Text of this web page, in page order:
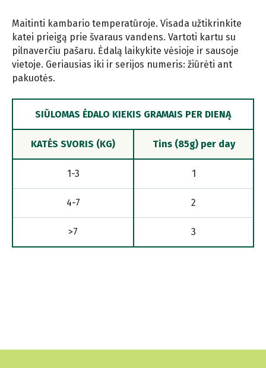
Maitinti kambario temperatūroje. Visada užtikrinkite
katei prieigą prie švaraus vandens. Vartoti kartu su
pilnaverčiu pašaru. Ėdalą laikykite vėsioje ir sausoje
vietoje. Geriausias iki ir serijos numeris: žiūrėti ant
pakuotės.
SIŪLOMAS ĖDALO KIEKIS GRAMAIS PER DIENĄ
KATĖS SVORIS (KG) Tins (85g) per day
1-3 1
4-7 2
>7 3